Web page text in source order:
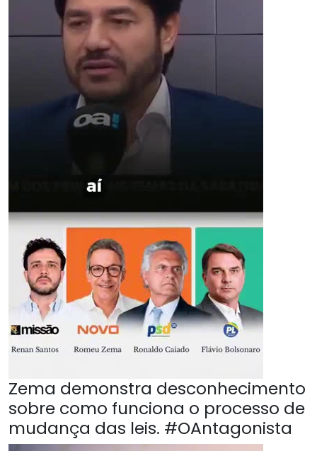
Zema demonstra desconhecimento
sobre como funciona o processo de
mudança das leis. #OAntagonista